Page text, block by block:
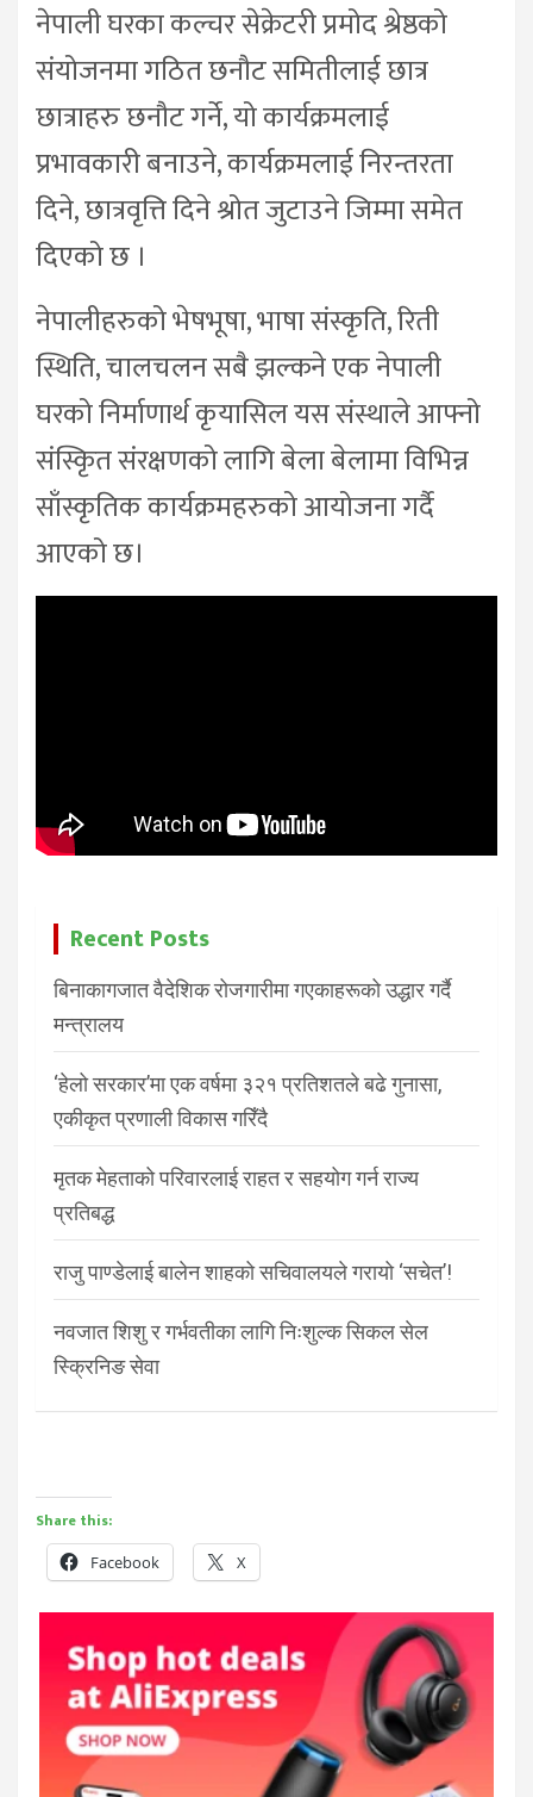
नेपाली घरका कल्चर सेक्रेटरी प्रमोद श्रेष्ठको
संयोजनमा गठित छनौट समितीलाई छात्र
छात्राहरु छनौट गर्ने, यो कार्यक्रमलाई
प्रभावकारी बनाउने, कार्यक्रमलाई निरन्तरता
दिने, छात्रवृत्ति दिने श्रोत जुटाउने जिम्मा समेत
दिएको छ ।
नेपालीहरुको भेषभूषा, भाषा संस्कृति, रिती
स्थिति, चालचलन सबै झल्कने एक नेपाली
घरको निर्माणार्थ कृयासिल यस संस्थाले आफ्नो
संस्कृित संरक्षणको लागि बेला बेलामा विभिन्न
साँस्कृतिक कार्यक्रमहरुको आयोजना गर्दै
आएको छ।
Recent Posts
बिनाकागजात वैदेशिक रोजगारीमा गएकाहरूको उद्धार गर्दै
मन्त्रालय
‘हेलो सरकार’मा एक वर्षमा ३२१ प्रतिशतले बढे गुनासा,
एकीकृत प्रणाली विकास गरिँदै
मृतक मेहताको परिवारलाई राहत र सहयोग गर्न राज्य
प्रतिबद्ध
राजु पाण्डेलाई बालेन शाहको सचिवालयले गरायो ‘सचेत’!
नवजात शिशु र गर्भवतीका लागि निःशुल्क सिकल सेल
स्क्रिनिङ सेवा
Share this:
Facebook X